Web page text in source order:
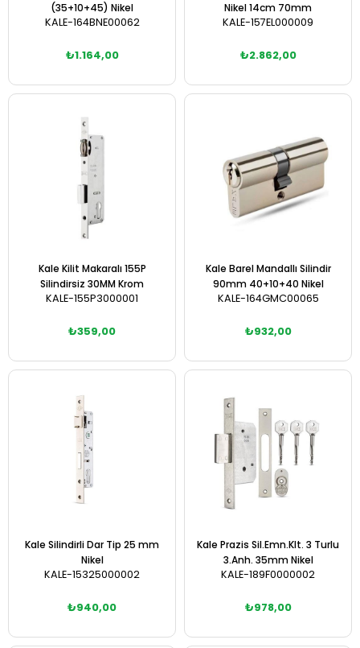
(35+10+45) Nikel
KALE-164BNE00062
₺1.164,00
Nikel 14cm 70mm
KALE-157EL000009
₺2.862,00
Kale Kilit Makaralı 155P
Silindirsiz 30MM Krom
KALE-155P3000001
₺359,00
Kale Barel Mandallı Silindir
90mm 40+10+40 Nikel
KALE-164GMC00065
₺932,00
Kale Silindirli Dar Tip 25 mm
Nikel
KALE-15325000002
₺940,00
Kale Prazis Sil.Emn.Klt. 3 Turlu
3.Anh. 35mm Nikel
KALE-189F0000002
₺978,00